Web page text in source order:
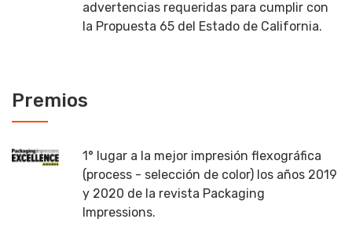
advertencias requeridas para cumplir con
la Propuesta 65 del Estado de California.
Premios
1° lugar a la mejor impresión flexográfica
(process - selección de color) los años 2019
y 2020 de la revista Packaging
Impressions.